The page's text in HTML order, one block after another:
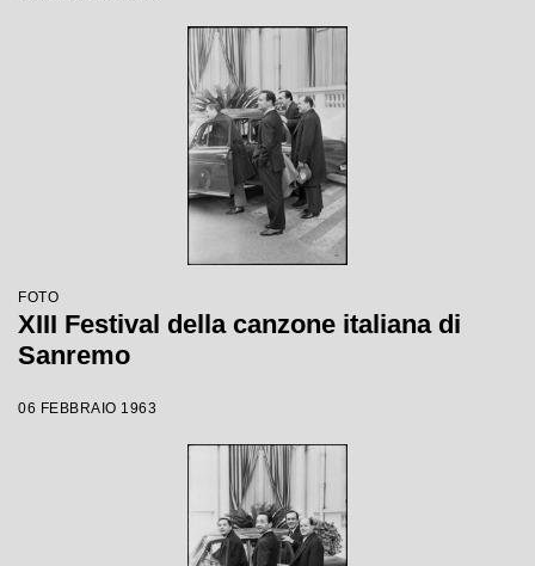
FOTO
XIII Festival della canzone italiana di
Sanremo
06 FEBBRAIO 1963